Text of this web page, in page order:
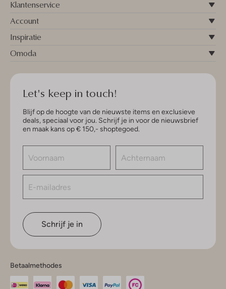
Klantenservice
Account
Inspiratie
Omoda
Let's keep in touch!
Blijf op de hoogte van de nieuwste items en exclusieve
deals, speciaal voor jou. Schrijf je in voor de nieuwsbrief
en maak kans op € 150,- shoptegoed.
Schrijf je in
Betaalmethodes